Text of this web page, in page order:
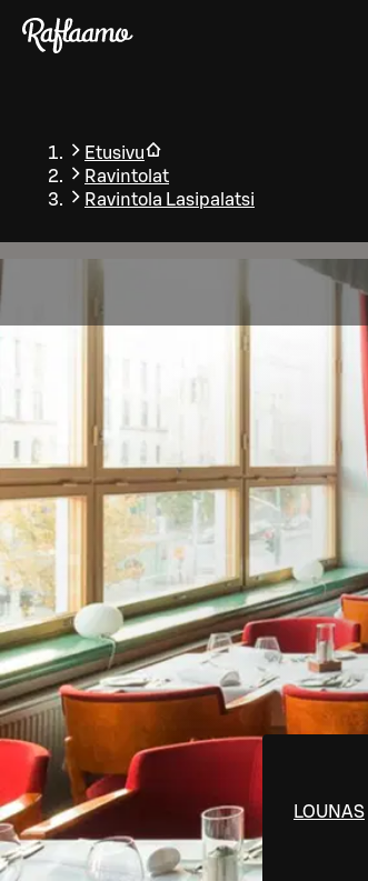
Siirry pääsisältöön
Etusivu
Ravintolat
Ravintola Lasipalatsi
LOUNAS